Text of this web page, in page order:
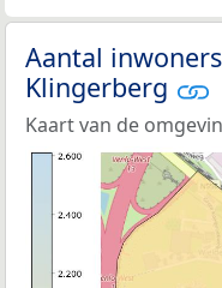
Aantal
Klingerberg
Kaart van de